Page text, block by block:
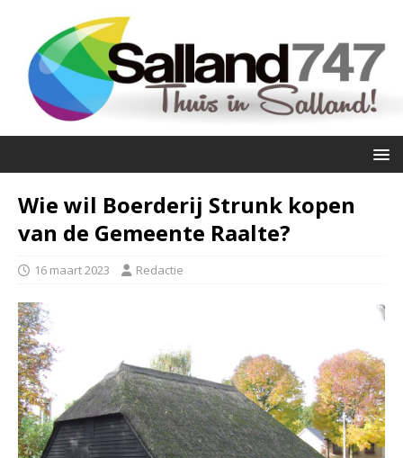
Wie wil Boerderij Strunk kopen
van de Gemeente Raalte?
16 maart 2023 Redactie